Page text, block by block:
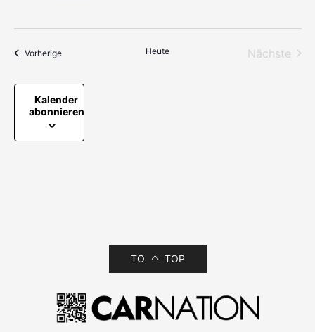
VorherigeVeranstaltungen Heute
Nächste
Kalender
abonnieren
TO TOP